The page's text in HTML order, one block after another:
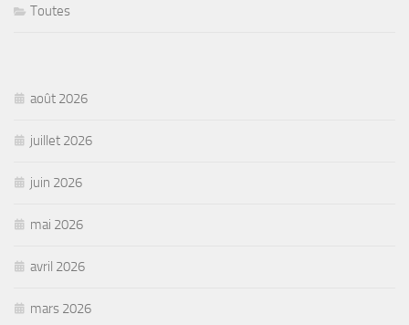
Toutes
août 2026
juillet 2026
juin 2026
mai 2026
avril 2026
mars 2026